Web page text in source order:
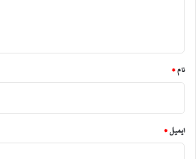
نام *
ایمیل *